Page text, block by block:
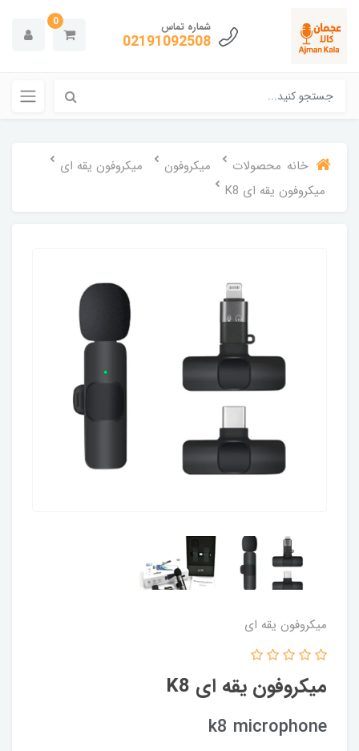
شماره تماس
02191092508
0
خانه محصولات میکروفون
میکروفون یقه ای
میکروفون یقه ای K8
میکروفون یقه ای
میکروفون یقه ای K8
k8 microphone